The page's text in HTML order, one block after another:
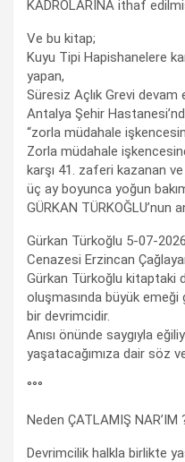
KADROLARINA ithaf
Ve bu kitap;
Kuyu Tipi Hapishanelere
yapan,
Süresiz Açlık Grevi devam
Antalya Şehir
“zorla müdahale
Zorla müdahale
karşı 41. zaferi kazanan ve
üç ay boyunca yoğun
GÜRKAN TÜRKOĞLU’nun
Gürkan Türkoğlu 5-07-
Cenazesi Erzincan
Gürkan Türkoğlu kitaptaki
oluşmasında büyük
bir devrimcidir.
Anısı önünde saygıyla
yaşatacağımıza dair söz
°°°
Neden ÇATLAMIŞ NAR’IM
Devrimcilik halkla birlikte